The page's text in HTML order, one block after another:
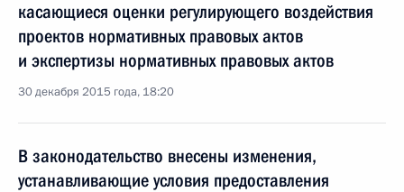
касающиеся оценки регулирующего воздействия
проектов нормативных правовых актов
и экспертизы нормативных правовых актов
30 декабря 2015 года, 18:20
В законодательство внесены изменения,
устанавливающие условия предоставления